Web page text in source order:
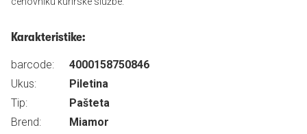
Karakteristike:
barcode:
4000158750846
Ukus:
Piletina
Tip:
Pašteta
Brend:
Miamor